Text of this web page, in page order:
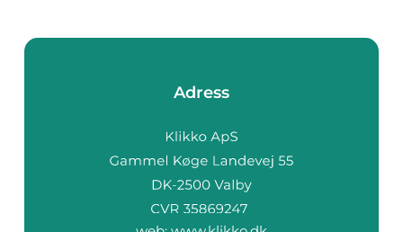
Adress